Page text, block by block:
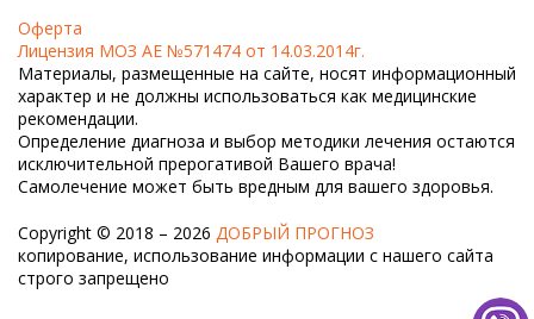
Оферта
Лицензия МОЗ АЕ №571474 от 14.03.2014г.
Материалы, размещенные на сайте, носят информационный
характер и не должны использоваться как медицинские
рекомендации.
Определение диагноза и выбор методики лечения остаются
исключительной прерогативой Вашего врача!
Самолечение может быть вредным для вашего здоровья.
Copyright © 2018 – 2026 ДОБРЫЙ ПРОГНОЗ
копирование, использование информации с нашего сайта
строго запрещено